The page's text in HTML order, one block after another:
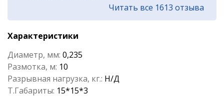
Читать все 1613 отзыва
Характеристики
Диаметр, мм: 0,235
Размотка, м: 10
Разрывная нагрузка, кг.: Н/Д
Т.Габариты: 15*15*3